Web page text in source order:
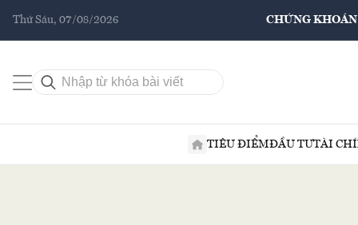
Thứ Sáu, 07/08/2026 CHỨNG KHOÁN
TIÊU ĐIỂMĐẦU TƯTÀI